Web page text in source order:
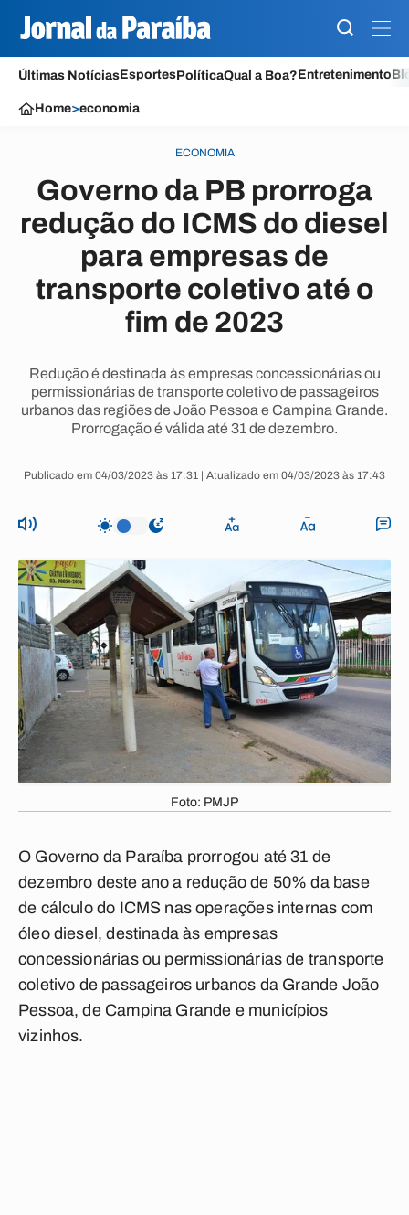
Últimas NotíciasEsportesPolíticaQual a Boa?Entretenimento
Home>economia
ECONOMIA
Governo da PB prorroga
redução do ICMS do diesel
para empresas de
transporte coletivo até o
fim de 2023
Redução é destinada às empresas concessionárias ou
permissionárias de transporte coletivo de passageiros
urbanos das regiões de João Pessoa e Campina Grande.
Prorrogação é válida até 31 de dezembro.
Publicado em 04/03/2023 às 17:31 | Atualizado em 04/03/2023 às 17:43
Foto: PMJP
O Governo da Paraíba prorrogou até 31 de
dezembro deste ano a redução de 50% da base
de cálculo do ICMS nas operações internas com
óleo diesel, destinada às empresas
concessionárias ou permissionárias de transporte
coletivo de passageiros urbanos da Grande João
Pessoa, de Campina Grande e municípios
vizinhos.